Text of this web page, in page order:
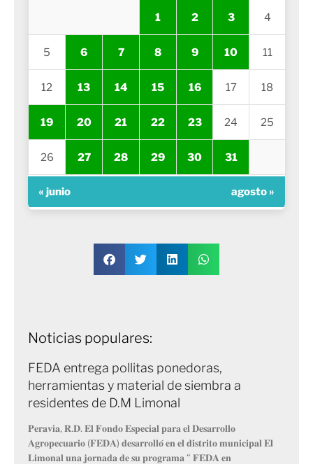
1 2 3 4
5 6 7 8 9 10 11
12 13 14 15 16 17 18
19 20 21 22 23 24 25
26 27 28 29 30 31
« junio agosto »
Noticias populares:
FEDA entrega pollitas ponedoras,
herramientas y material de siembra a
residentes de D.M Limonal
𝐏𝐞𝐫𝐚𝐯𝐢𝐚, 𝐑.𝐃. 𝐄𝐥 𝐅𝐨𝐧𝐝𝐨 𝐄𝐬𝐩𝐞𝐜𝐢𝐚𝐥 𝐩𝐚𝐫𝐚 𝐞𝐥 𝐃𝐞𝐬𝐚𝐫𝐫𝐨𝐥𝐥𝐨
𝐀𝐠𝐫𝐨𝐩𝐞𝐜𝐮𝐚𝐫𝐢𝐨 (𝐅𝐄𝐃𝐀) 𝐝𝐞𝐬𝐚𝐫𝐫𝐨𝐥𝐥𝐨́ 𝐞𝐧 𝐞𝐥 𝐝𝐢𝐬𝐭𝐫𝐢𝐭𝐨 𝐦𝐮𝐧𝐢𝐜𝐢𝐩𝐚𝐥 𝐄𝐥
𝐋𝐢𝐦𝐨𝐧𝐚𝐥 𝐮𝐧𝐚 𝐣𝐨𝐫𝐧𝐚𝐝𝐚 𝐝𝐞 𝐬𝐮 𝐩𝐫𝐨𝐠𝐫𝐚𝐦𝐚 “ 𝐅𝐄𝐃𝐀 𝐞𝐧